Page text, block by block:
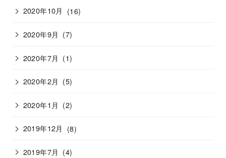
2020年10月 (16)
2020年9月 (7)
2020年7月 (1)
2020年2月 (5)
2020年1月 (2)
2019年12月 (8)
2019年7月 (4)